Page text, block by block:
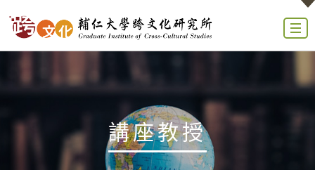
講座教授